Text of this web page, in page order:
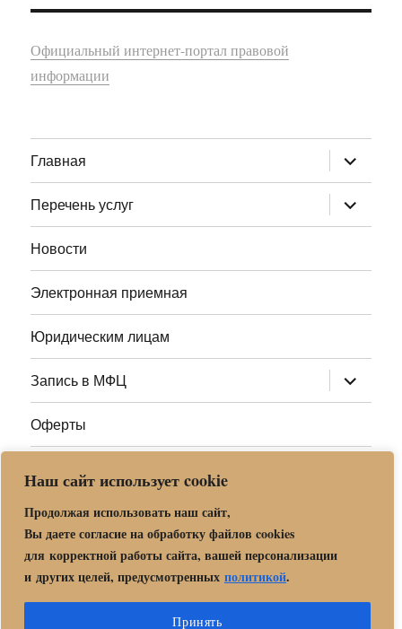
Наш сайт использует cookie
Продолжая использовать наш сайт,
Вы даете согласие на обработку файлов cookies
для корректной работы сайта, вашей персонализации
и других целей, предусмотренных политикой.
Принять
Официальный интернет-портал правовой
информации
Главная раскрыть
дочернее
меню
Перечень услуг
раскрыть
дочернее
меню
Новости
Электронная приемная
Юридическим лицам
Запись в МФЦ раскрыть
дочернее
меню
Оферты
Адреса МФЦ МО
документы» в г. о. Орехово-Зуево
Политика обработки и защиты персональных данных в «МБУ
МФЦ Орехово-Зуевского городского округа Московской области»